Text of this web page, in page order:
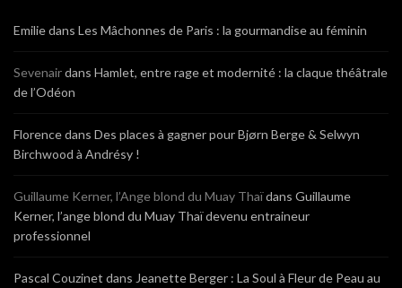
Emiliedans Les Mâchonnes de Paris : la gourmandise au féminin
Sevenairdans Hamlet, entre rage et modernité : la claque théâtrale
de l’Odéon
Florencedans Des places à gagner pour Bjørn Berge & Selwyn
Birchwood à Andrésy !
Guillaume Kerner, l’Ange blond du Muay Thaïdans Guillaume
Kerner, l’ange blond du Muay Thaï devenu entraineur
professionnel
Pascal Couzinet dans Jeanette Berger : La Soul à Fleur de Peau au